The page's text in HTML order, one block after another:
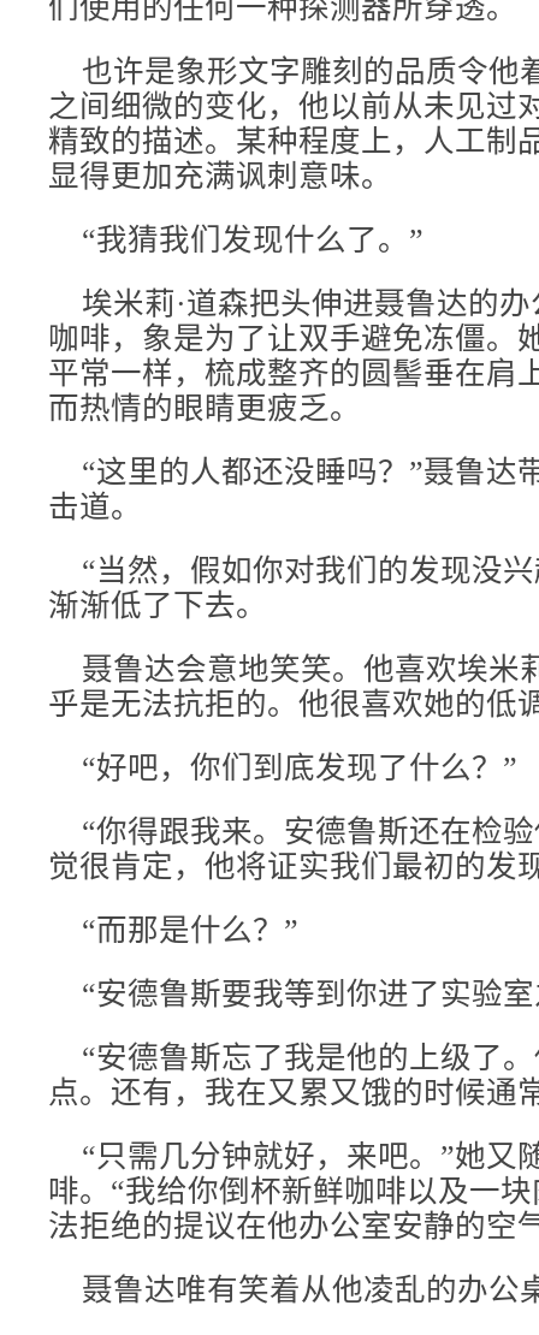
们使用的任何一种探测器所穿透。
也许是象形文字雕刻的品质令他
之间细微的变化，他以前从未见过
精致的描述。某种程度上，人工制
显得更加充满讽刺意味。
“我猜我们发现什么了。”
埃米莉·道森把头伸进聂鲁达的
咖啡，象是为了让双手避免冻僵。
平常一样，梳成整齐的圆髻垂在肩
而热情的眼睛更疲乏。
“这里的人都还没睡吗？”聂鲁达
击道。
“当然，假如你对我们的发现没
渐渐低了下去。
聂鲁达会意地笑笑。他喜欢埃米
乎是无法抗拒的。他很喜欢她的低
“好吧，你们到底发现了什么？”
“你得跟我来。安德鲁斯还在检
觉很肯定，他将证实我们最初的发
“而那是什么？”
“安德鲁斯要我等到你进了实验室
“安德鲁斯忘了我是他的上级了
点。还有，我在又累又饿的时候通
“只需几分钟就好，来吧。”她又
啡。“我给你倒杯新鲜咖啡以及一
法拒绝的提议在他办公室安静的空
聂鲁达唯有笑着从他凌乱的办公